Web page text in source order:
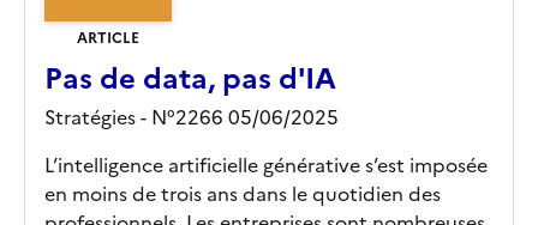
ARTICLE
Pas de data, pas d'IA
Stratégies - N°2266 05/06/2025
L’intelligence artificielle générative s’est imposée
en moins de trois ans dans le quotidien des